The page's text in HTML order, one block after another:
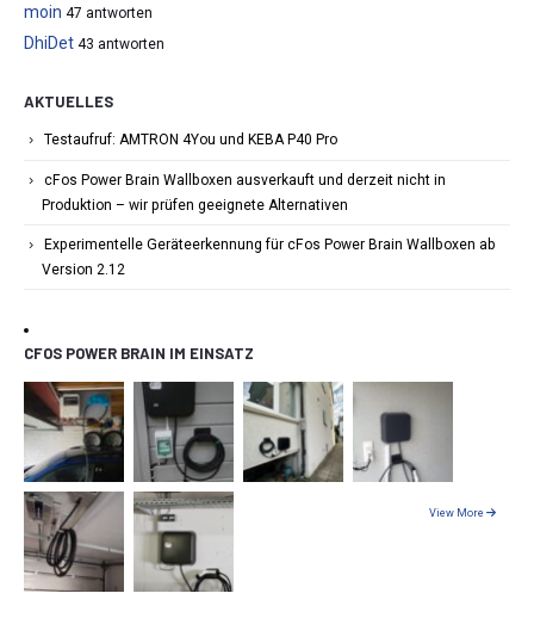
moin 47 antworten
DhiDet 43 antworten
AKTUELLES
Testaufruf: AMTRON 4You und KEBA P40 Pro
cFos Power Brain Wallboxen ausverkauft und derzeit nicht in
Produktion – wir prüfen geeignete Alternativen
Experimentelle Geräteerkennung für cFos Power Brain Wallboxen ab
Version 2.12
CFOS POWER BRAIN IM EINSATZ
View More